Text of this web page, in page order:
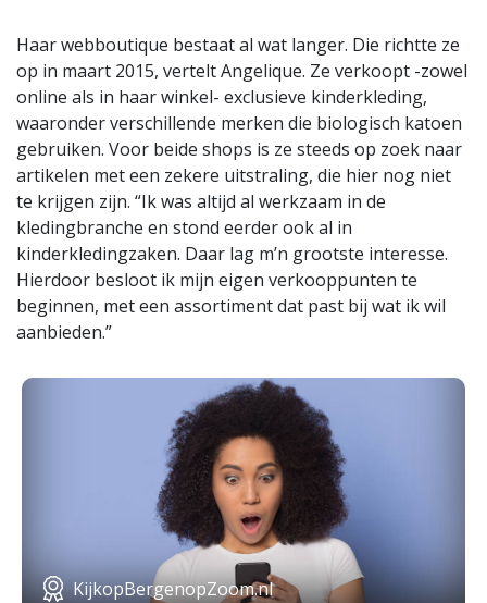
Haar webboutique bestaat al wat langer. Die richtte ze
op in maart 2015, vertelt Angelique. Ze verkoopt -zowel
online als in haar winkel- exclusieve kinderkleding,
waaronder verschillende merken die biologisch katoen
gebruiken. Voor beide shops is ze steeds op zoek naar
artikelen met een zekere uitstraling, die hier nog niet
te krijgen zijn. “Ik was altijd al werkzaam in de
kledingbranche en stond eerder ook al in
kinderkledingzaken. Daar lag m’n grootste interesse.
Hierdoor besloot ik mijn eigen verkooppunten te
beginnen, met een assortiment dat past bij wat ik wil
aanbieden.”
KijkopBergenopZoom.nl